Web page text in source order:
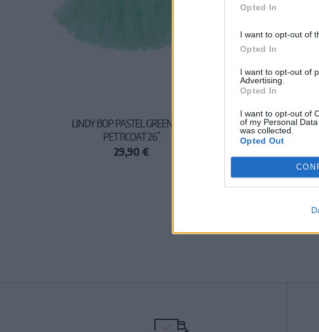
Opted In
I want to opt-out of
Opted In
I want to opt-out of
Advertising.
Opted In
I want to opt-out of
of my Personal
was collected.
Opted Out
LINDY BOP PASTEL GREEN NET
PETTICOAT 26”
29,90 €